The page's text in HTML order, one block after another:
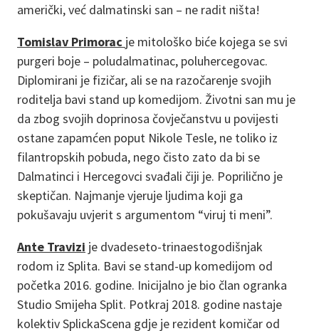
američki, već dalmatinski san – ne radit ništa!
Tomislav Primorac je mitološko biće kojega se svi
purgeri boje – poludalmatinac, poluhercegovac.
Diplomirani je fizičar, ali se na razočarenje svojih
roditelja bavi stand up komedijom. Životni san mu je
da zbog svojih doprinosa čovječanstvu u povijesti
ostane zapamćen poput Nikole Tesle, ne toliko iz
filantropskih pobuda, nego čisto zato da bi se
Dalmatinci i Hercegovci svađali čiji je. Poprilično je
skeptičan. Najmanje vjeruje ljudima koji ga
pokušavaju uvjerit s argumentom “viruj ti meni”.
Ante Travizi je dvadeseto-trinaestogodišnjak
rodom iz Splita. Bavi se stand-up komedijom od
početka 2016. godine. Inicijalno je bio član ogranka
Studio Smijeha Split. Potkraj 2018. godine nastaje
kolektiv SplickaScena gdje je rezident komičar od